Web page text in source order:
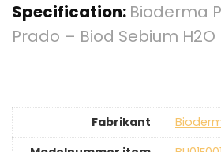
Specification: Bioderma
Prado – Biod Sebium H2O
Fabrikant